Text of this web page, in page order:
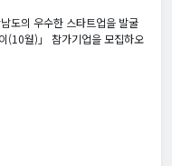
도의 우수한 스타트업을 발굴
(10월)」 참가기업을 모집하오